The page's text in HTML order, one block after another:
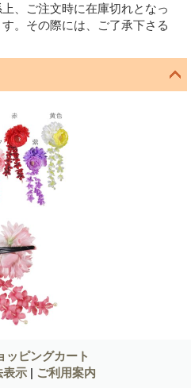
、ご注文時に在庫切れとなっ
。その際には、ご了承下さる
ッピングカート
表示 | ご利用案内